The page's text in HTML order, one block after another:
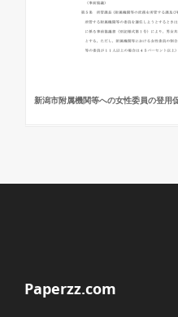
新潟市附属機関等への女性委員の登用
Paperzz.com